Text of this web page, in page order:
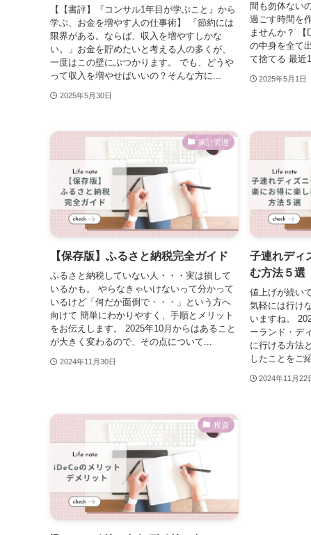
【【書評】『コンサル1年目が学ぶこと』から
学ぶ、お金を増やす人の仕事術】 「節約には
限界がある。ならば、収入を増やすしかな
い。」お金を貯めたいと考える人の多くが、
一度はこの壁にぶつかります。 でも、どうや
って収入を増やせばいいの？そんな方に...
2025年5月30日
間も勿体ない
過ごす時間を
ませんか？ 【
の中身を全て
て捨てる 最近
2025年5月1日
家計管理
【保存版】ふるさと納税完全ガイド
ふるさと納税していない人・・・実は損して
いるかも。 やらなきゃいけないって分かって
いるけど「何だか面倒で・・・」という方へ
向けて 簡単にわかりやすく、手順とメリット
をお伝えします。 2025年10月からはあること
が大きく変わるので、その点について...
2024年11月30日
子連れディ
む方法５選
値上げが続い
気軽には行け
いますね。
ーランド・デ
に行ける方法
したことをご
2024年11月22
投資